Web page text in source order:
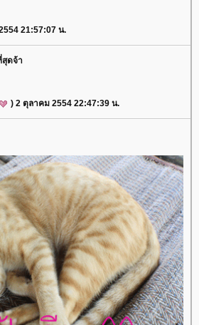
21:57:07 น.
สุดจ้า
) 2 ตุลาคม 2554 22:47:39 น.